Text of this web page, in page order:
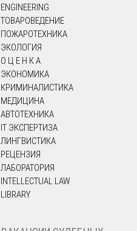
ENGINEERING
ТОВАРОВЕДЕНИЕ
ПОЖАРОТЕХНИКА
ЭКОЛОГИЯ
О Ц Е Н К А
ЭКОНОМИКА
КРИМИНАЛИСТИКА
МЕДИЦИНА
АВТОТЕХНИКА
IT ЭКСПЕРТИЗА
ЛИНГВИСТИКА
РЕЦЕНЗИЯ
ЛАБОРАТОРИЯ
INTELLECTUAL LAW
LIBRARY